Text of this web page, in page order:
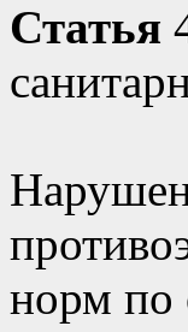
Статья
норм по